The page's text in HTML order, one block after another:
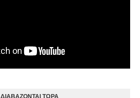
ΔΙΑΒΑΖΟΝΤΑΙ ΤΩΡΑ